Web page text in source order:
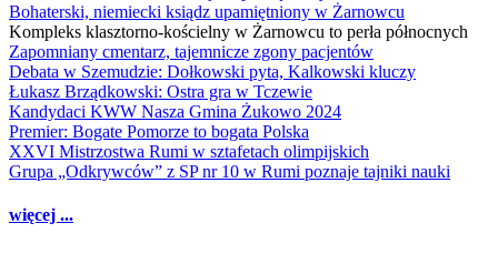
Bohaterski, niemiecki ksiądz upamiętniony w Żarnowcu
Kompleks klasztorno-kościelny w Żarnowcu to perła północnych
Zapomniany cmentarz, tajemnicze zgony pacjentów
Debata w Szemudzie: Dołkowski pyta, Kalkowski kluczy
Łukasz Brządkowski: Ostra gra w Tczewie
Kandydaci KWW Nasza Gmina Żukowo 2024
Premier: Bogate Pomorze to bogata Polska
XXVI Mistrzostwa Rumi w sztafetach olimpijskich
Grupa „Odkrywców” z SP nr 10 w Rumi poznaje tajniki nauki
więcej ...